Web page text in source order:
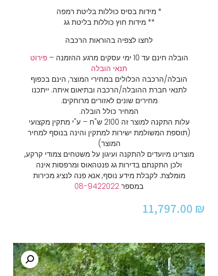
* מידות בסיס כוללות בליטת רמפה
** מידות חוץ כוללות בליטת גג
לחצו לצפיה בהוראות הרכבה
הובלה חינם עד 10 ימי עסקים מרגע ההזמנה –
פירוט
תנאי הובלה
הובלה/הרכבה הכלולים במחירי המוצר, הינם בכפוף
לתנאי חברת ההובלה/הרכבה ובתיאום איתה. ייתכנו
מחירים שונים לאזורים מרוחקים.
המחיר כולל הובלה.
עלות התקנה למוצר זה 2100 ש"ח – ע"י מתקין מקצועי
(תוספת המשולמת ישירות למתקין והינה בנוסף למחיר
המוצר)
מוצרינו מיועדים להתקנה ועיגון על משטחים צמודי קרקע,
ולכן התקנתם בדירות גג פנטהאוס ומרפסות אינה
מומלצת.לקבלת מידע נוסף, אנא פנה לנציג מכירות
במספר08-9422022
11,797.00 ₪